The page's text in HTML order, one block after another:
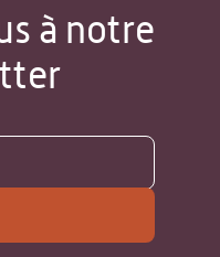
à notre